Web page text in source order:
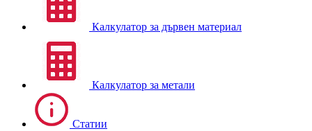
Калкулатор за дървен материал
Калкулатор за метали
Статии